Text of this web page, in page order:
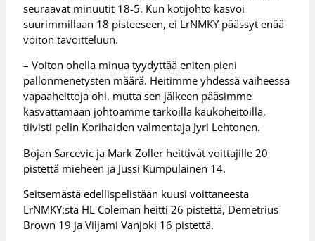
seuraavat minuutit 18-5. Kun kotijohto kasvoi
suurimmillaan 18 pisteeseen, ei LrNMKY päässyt enää
voiton tavoitteluun.
– Voiton ohella minua tyydyttää eniten pieni
pallonmenetysten määrä. Heitimme yhdessä vaiheessa
vapaaheittoja ohi, mutta sen jälkeen pääsimme
kasvattamaan johtoamme tarkoilla kaukoheitoilla,
tiivisti pelin Korihaiden valmentaja Jyri Lehtonen.
Bojan Sarcevic ja Mark Zoller heittivät voittajille 20
pistettä mieheen ja Jussi Kumpulainen 14.
Seitsemästä edellispelistään kuusi voittaneesta
LrNMKY:stä HL Coleman heitti 26 pistettä, Demetrius
Brown 19 ja Viljami Vanjoki 16 pistettä.